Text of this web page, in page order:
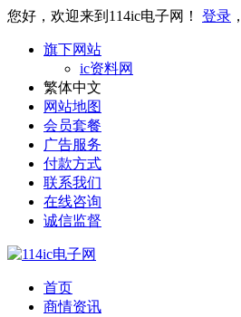
您好，欢迎来到114ic电子网！ 登录 ，
旗下网站
ic资料网
繁体中文
网站地图
会员套餐
广告服务
付款方式
联系我们
在线咨询
诚信监督
首页
商情资讯